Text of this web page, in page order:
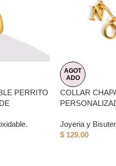
PERRITO
,
AGOT
ADO
COLLAR
Joyeria y
$ 129.00